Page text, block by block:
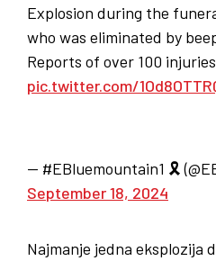
Explosion during the
who was eliminated by
Reports of over 100
pic.twitter.com/
— #EBluemountain1 🎗
September 18, 2024
Najmanje jedna eksplozija